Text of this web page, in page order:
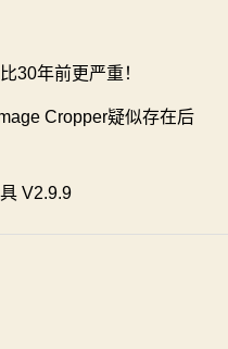
30年前更严重！
Cropper疑似存在后
V2.9.9